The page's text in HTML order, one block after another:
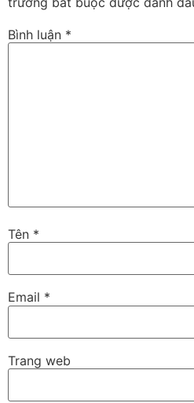
Bình luận *
Tên *
Email *
Trang web